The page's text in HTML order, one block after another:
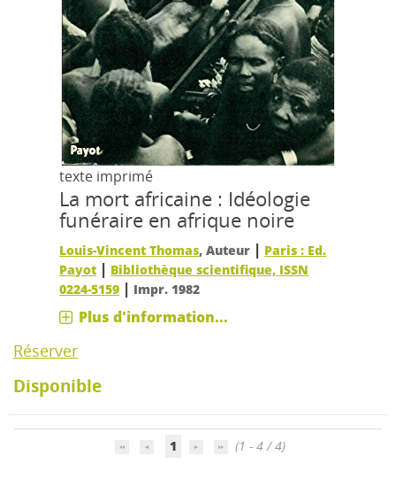
texte imprimé
La mort africaine : Idéologie
funéraire en afrique noire
Louis-Vincent Thomas, Auteur | Paris : Ed.
Payot | Bibliothèque scientifique, ISSN
0224-5159 | Impr. 1982
Plus d'information...
Réserver
Disponible
1 (1 - 4 / 4)